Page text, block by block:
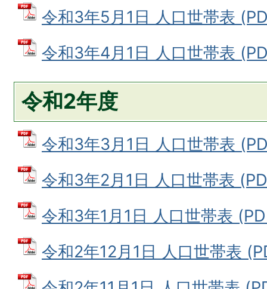
令和3年5月1日 人口世帯表
令和3年4月1日 人口世帯表
令和2年度
令和3年3月1日 人口世帯表
令和3年2月1日 人口世帯表
令和3年1月1日 人口世帯表
令和2年12月1日 人口世帯表